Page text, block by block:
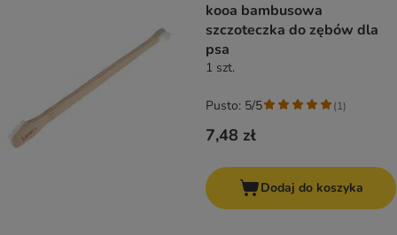
kooa bambusowa
szczoteczka do zębów dla
psa
1 szt.
7,48 zł
Pusto: 5/5 (1)
Dodaj do koszyka